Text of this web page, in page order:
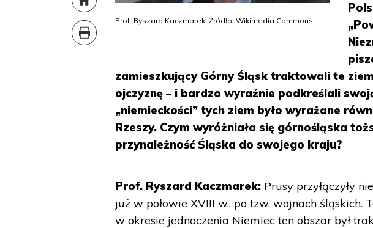
Prof. Ryszard Kaczmarek. Źródło: Wikimedia Commons
zamieszkujący Górny Śląsk traktowali te
ojczyznę – i bardzo wyraźnie podkreślali
„niemieckości” tych ziem było wyrażane
Rzeszy. Czym wyróżniała się górnośląska
przynależność Śląska do swojego kraju?
Prof. Ryszard Kaczmarek: Prusy przyłączyły
już w połowie XVIII w., po tzw. wojnach śląskich.
w okresie jednoczenia Niemiec ten obszar był